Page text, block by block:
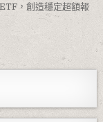
，創造穩定超額報